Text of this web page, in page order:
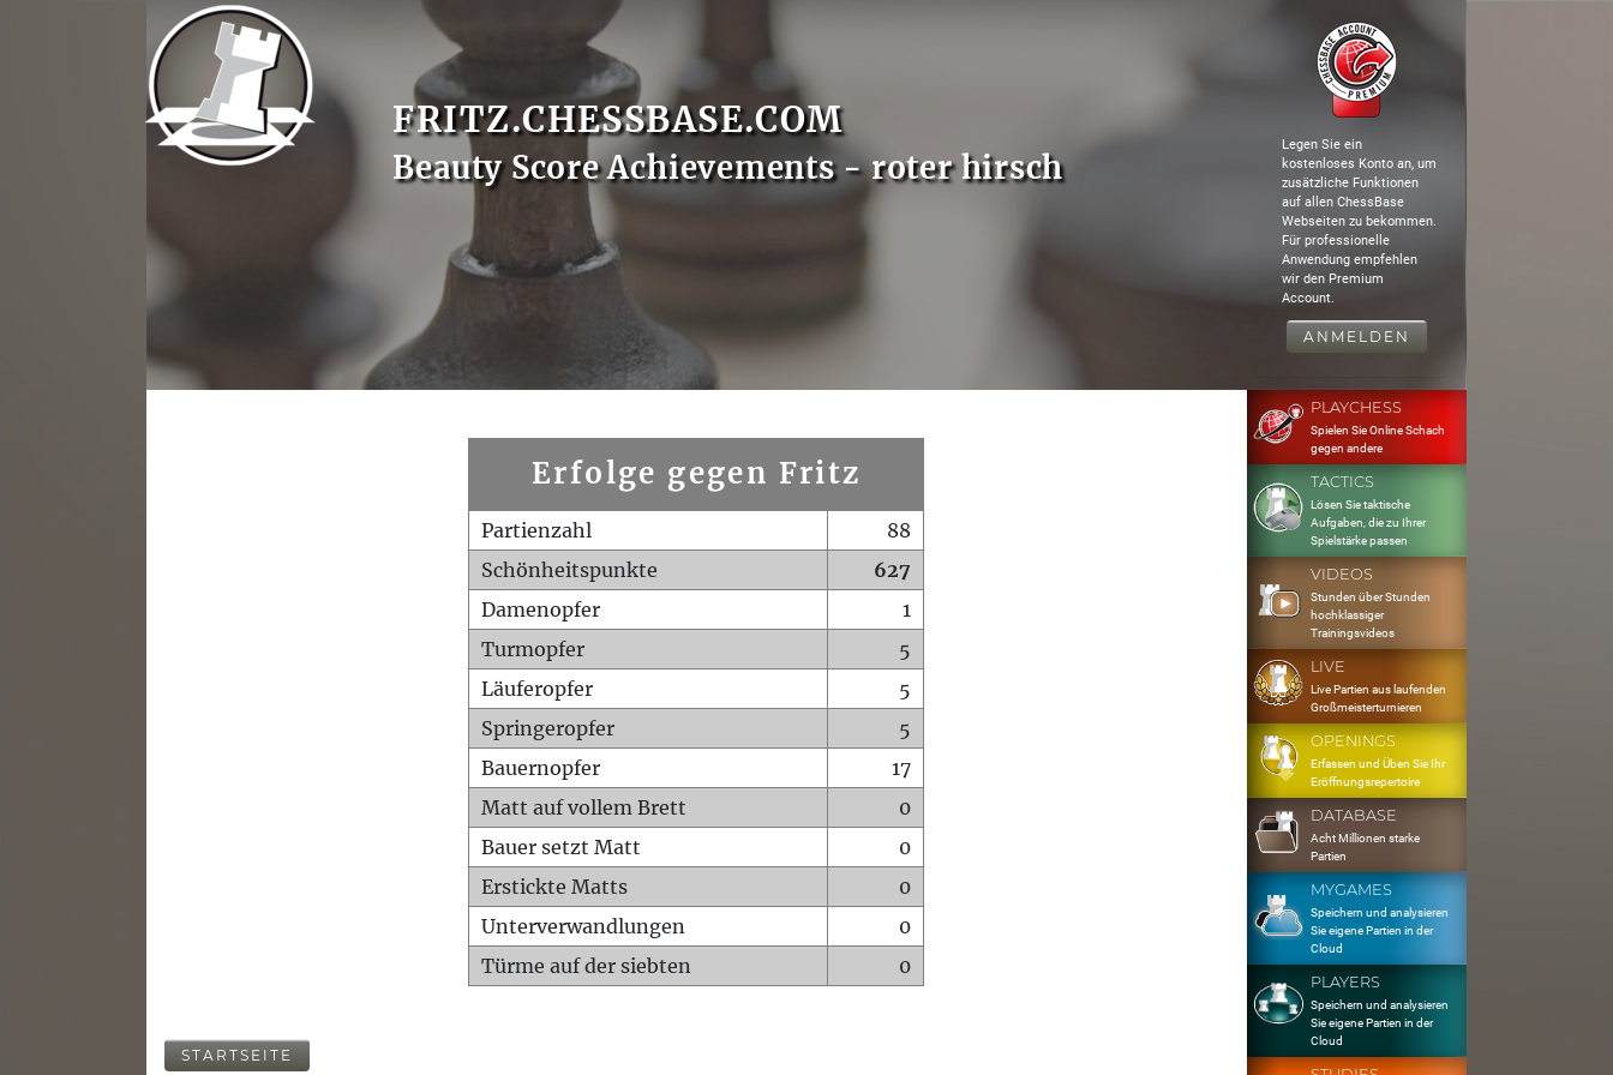
FRITZ.CHESSBASE.COM
Beauty Score Achievements - roter hirsch
Legen Sie ein
kostenloses Konto an, um
zusätzliche Funktionen
auf allen ChessBase
Webseiten zu bekommen.
Für professionelle
Anwendung empfehlen
wir den Premium
Account.
ANMELDEN
Erfolge gegen Fritz
Partienzahl
88
Schönheitspunkte
627
Damenopfer
1
Turmopfer
5
Läuferopfer
5
Springeropfer
5
Bauernopfer
17
Matt auf vollem Brett
0
Bauer setzt Matt
0
Erstickte Matts
0
Unterverwandlungen
0
Türme auf der siebten
0
STARTSEITE
PLAYCHESS
Spielen Sie Online Schach
gegen andere
TACTICS
Lösen Sie taktische
Aufgaben, die zu Ihrer
Spielstärke passen
VIDEOS
Stunden über Stunden
hochklassiger
Trainingsvideos
LIVE
Live Partien aus laufenden
Großmeisterturnieren
OPENINGS
Erfassen und Üben Sie Ihr
Eröffnungsrepertoire
DATABASE
Acht Millionen starke
Partien
MYGAMES
Speichern und analysieren
Sie eigene Partien in der
Cloud
PLAYERS
Speichern und analysieren
Sie eigene Partien in der
Cloud